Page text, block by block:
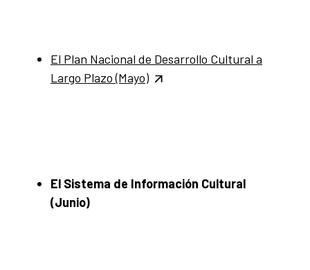
El Plan Nacional de Desarrollo Cultural a
Largo Plazo (Mayo)
El Sistema de Información Cultural
(Junio)